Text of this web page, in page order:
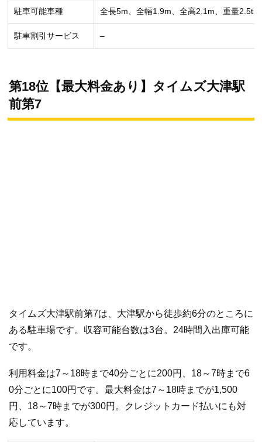
駐車可能車種 全長5m、全幅1.9m、全高2.1m、重量2.5t
駐車割引サービス –
第18位【最大料金あり】タイムズ大津駅
前第7
タイムズ大津駅前第7は、大津駅から徒歩約6分のところに
ある駐車場です。収容可能台数は3台。24時間入出庫可能
です。
利用料金は7～18時まで40分ごとに200円、18～7時まで6
0分ごとに100円です。最大料金は7～18時までが1,500
円、18～7時までが300円。クレジットカード払いにも対
応しています。